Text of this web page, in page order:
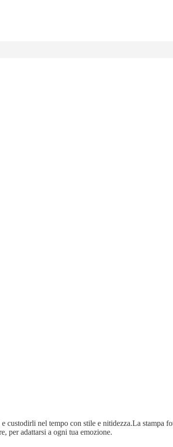
custodirli nel tempo con stile e nitidezza.La stampa
per adattarsi a ogni tua emozione.